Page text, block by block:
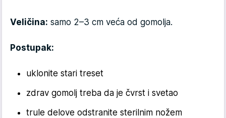
Veličina: samo 2–3 cm veća od gomolja.
Postupak:
uklonite stari treset
zdrav gomolj treba da je čvrst i svetao
trule delove odstranite sterilnim nožem